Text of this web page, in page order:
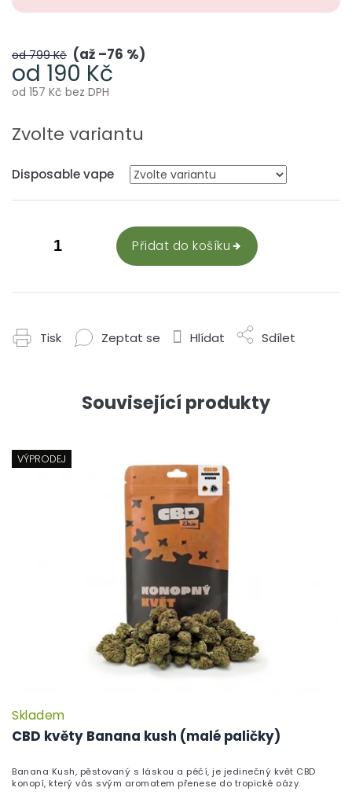
od 799 Kč až –76 %
od 190 Kč
od 157 Kč bez DPH
cena:
Zvolte variantu
Disposable vape
Přidat do košíku
Tisk Zeptat se Hlídat Sdílet
Související produkty
VÝPRODEJ
CBD květy Banana kush (malé paličky)
Skladem
Banana Kush, pěstovaný s láskou a péčí, je jedinečný květ CBD
konopí, který vás svým aromatem přenese do tropické oázy.